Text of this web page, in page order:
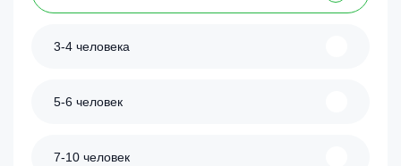
3-4 человека
5-6 человек
7-10 человек